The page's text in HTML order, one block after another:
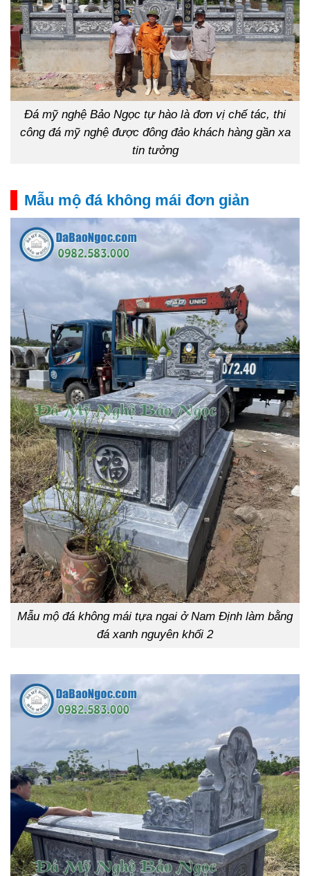
Đá mỹ nghệ Bảo Ngọc tự hào là đơn vị chế tác, thi
công đá mỹ nghệ được đông đảo khách hàng gần xa
tin tưởng
Mẫu mộ đá không mái đơn giản
Mẫu mộ đá không mái tựa ngai ở Nam Định làm bằng
đá xanh nguyên khối 2